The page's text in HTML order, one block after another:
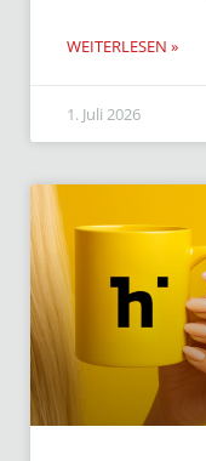
WEITERLESEN »
1. Juli 2026